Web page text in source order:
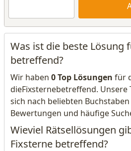
Was ist die beste Lösung
betreffend?
Wir haben 0 Top Lösungen für
dieFixsternebetreffend. Unsere
sich nach beliebten Buchstaben
Bewertungen und häufige
Wieviel Rätsellösungen
Fixsterne betreffend?